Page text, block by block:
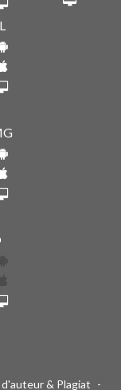
& Plagiat -